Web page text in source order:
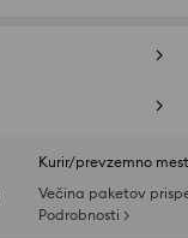
Kurir/prevzemno
Večina paketov
Podrobnosti >